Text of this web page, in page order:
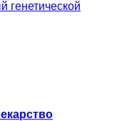
генетической